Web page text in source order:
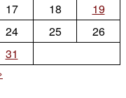
17 18
19
24 25
26
31